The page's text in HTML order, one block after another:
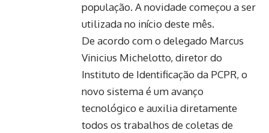
população. A novidade começou a ser
utilizada no início deste mês.
De acordo com o delegado Marcus
Vinicius Michelotto, diretor do
Instituto de Identificação da PCPR, o
novo sistema é um avanço
tecnológico e auxilia diretamente
todos os trabalhos de coletas de